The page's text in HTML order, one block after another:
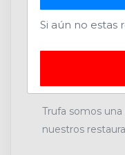
Acerca de
Trufa somos
nuestros
Si aún no estas